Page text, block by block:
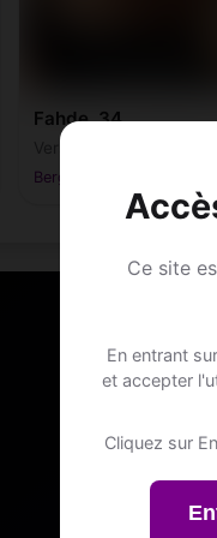
Ce site
En entrant
et accepter
Cliquez sur
Fahde, 34
Berg TG • Thurgovie